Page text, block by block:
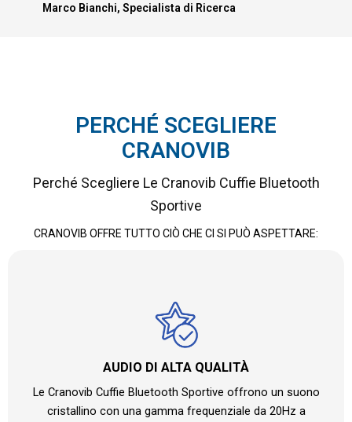
Marco Bianchi, Specialista di Ricerca
PERCHÉ SCEGLIERE
CRANOVIB
Perché Scegliere Le Cranovib Cuffie Bluetooth
Sportive
CRANOVIB OFFRE TUTTO CIÒ CHE CI SI PUÒ ASPETTARE:
AUDIO DI ALTA QUALITÀ
Le Cranovib Cuffie Bluetooth Sportive offrono un suono
cristallino con una gamma frequenziale da 20Hz a